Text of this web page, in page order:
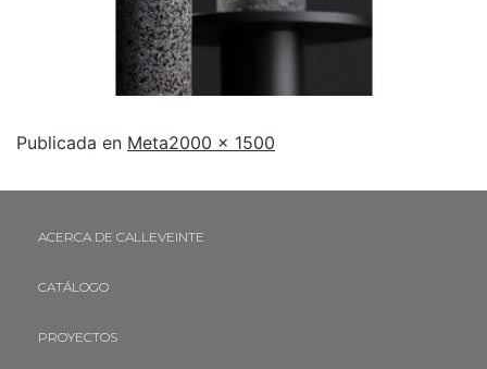
Publicada en Meta2000 × 1500
ACERCA DE CALLEVEINTE
CATÁLOGO
PROYECTOS